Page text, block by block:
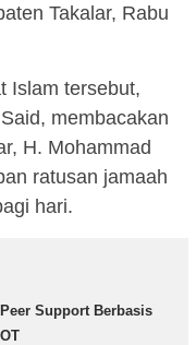
Takalar, Rabu
Islam tersebut,
membacakan
H. Mohammad
ratusan jamaah
hari.
Support Berbasis